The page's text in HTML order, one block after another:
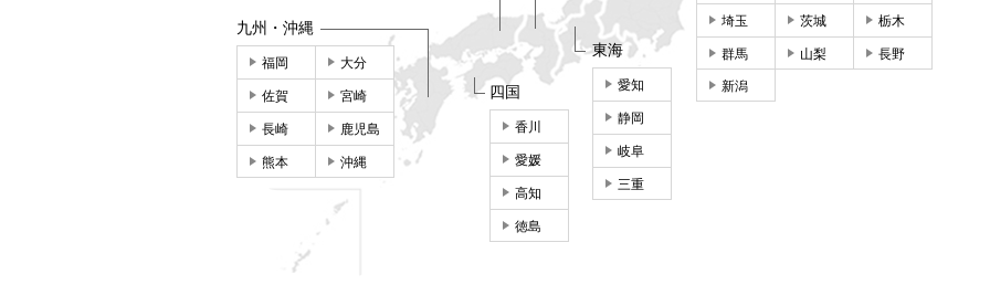
埼玉 茨城 栃木
群馬 山梨 長野
新潟
東海
愛知
静岡
岐阜
三重
四国
香川
愛媛
高知
徳島
九州・沖縄
福岡 大分
佐賀 宮崎
長崎 鹿児島
熊本 沖縄